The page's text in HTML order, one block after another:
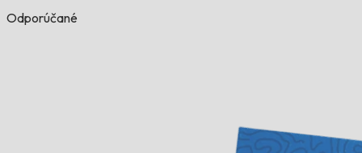
Odporúčané